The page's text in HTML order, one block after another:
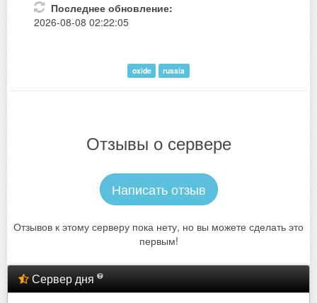
Последнее обновление:
2026-08-08 02:22:05
oxide russia
Отзывы о сервере
Написать отзыв
Отзывов к этому серверу пока нету, но вы можете сделать это
первым!
Сервер дня